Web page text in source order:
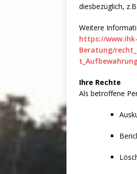
diesbezüglich,
Weitere
https://
Beratung/
Ihre Rechte
Als betroffene